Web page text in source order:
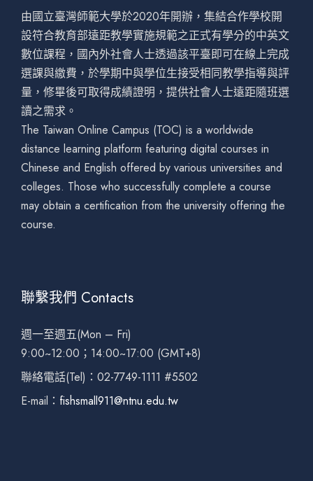
由國立臺灣師範大學於2020年開辦，集結合作學校開
設符合教育部遠距教學實施規範之正式有學分的中英文
數位課程，國內外社會人士透過該平臺即可在線上完成
選課與繳費，於學期中與學位生接受相同教學指導與評
量，修畢後可取得成績證明，提供社會人士遠距隨班選
讀之需求。
The Taiwan Online Campus (TOC) is a worldwide
distance learning platform featuring digital courses in
Chinese and English offered by various universities and
colleges. Those who successfully complete a course
may obtain a certification from the university offering the
course.
聯繫我們 Contacts
週一至週五(Mon – Fri)
9:00~12:00；14:00~17:00 (GMT+8)
聯絡電話(Tel)：02-7749-1111 #5502
E-mail： fishsmall911@ntnu.edu.tw